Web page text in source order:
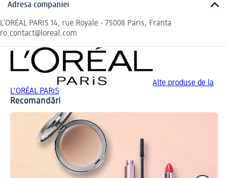
Adresa companiei
L’ORÉAL PARIS 14, rue Royale - 75008 Paris, Franta
ro.contact@loreal.com
Alte produse de la
L'ORÉAL PARiS
Recomandări